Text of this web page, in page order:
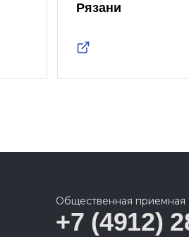
Рязани
Общественная приемная
+7 (4912)